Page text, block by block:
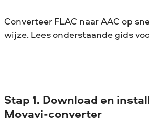
Converteer FLAC naar AAC op
wijze. Lees onderstaande gids
Stap 1. Download en
Movavi-converter